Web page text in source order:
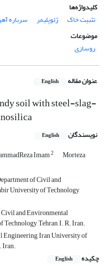
کلیدواژه‌ها
تثبیت خاک
ژئوپلیمر سرباره
موضوعات
روسازی
عنوان مقاله English
soil with steel-slag-
نویسندگان English
Imam2 Morteza
of Civil and
University of Technology,
Civil and Environmental
Tehran, I. R. Iran.
Engineering, Iran University of
Iran.
چکیده
English